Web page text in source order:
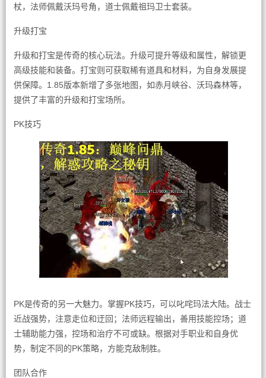
杖，法师佩戴沃玛号角，道士佩戴祖玛卫士套装。
升级打宝
升级和打宝是传奇的核心玩法。升级可提升等级和属性，解锁更
高级技能和装备。打宝则可获取稀有道具和材料，为自身发展提
供保障。1.85版本新增了多张地图，如赤月峡谷、沃玛森林等，
提供了丰富的升级和打宝场所。
PK技巧
PK是传奇的另一大魅力。掌握PK技巧，可以叱咤玛法大陆。战士
近战强势，注意走位和迂回；法师远程输出，善用技能控场；道
士辅助能力强，控场和治疗不可或缺。根据对手职业和自身优
势，制定不同的PK策略，方能克敌制胜。
团队合作